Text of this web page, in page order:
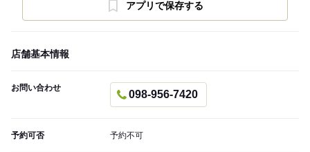
アプリで保存する
店舗基本情報
お問い合わせ
098-956-7420
予約可否 予約不可